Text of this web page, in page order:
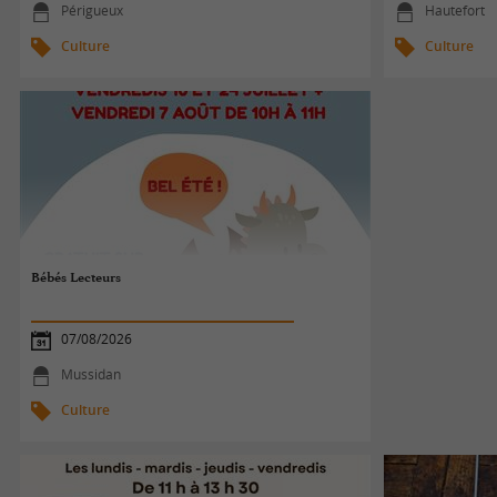
Périgueux
Culture
Hautefort
Culture
Bébés Lecteurs
07/08/2026
Mussidan
Culture